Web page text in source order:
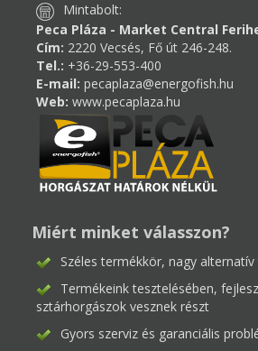
Mintabolt:
Peca Pláza - Market Central
Cím: 2220 Vecsés, Fő út 246-248.
Tel.: +36-29-553-400
E-mail: pecaplaza@energofish.hu
Web: www.pecaplaza.hu
Miért minket válasszon?
Széles termékkör, nagy
Termékeink tesztelésében,
sztárhorgászok vesznek részt
Gyors szerviz és garanciális